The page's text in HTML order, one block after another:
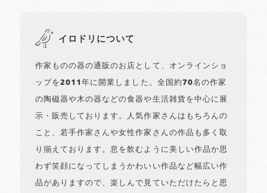
イロドリについて
作家ものの器の通販のお店として、オンラインショ
ップを2011年に開業しました。全国約70名の作家
の陶磁器や木の器などの食器や生活雑貨を中心に展
示・販売しております。人気作家さんはもちろんの
こと、若手作家さんや女性作家さんの作品も多く取
り揃えております。息を飲むように美しい作品か思
わず笑顔になってしまうかわいい作品など幅広い作
品がありますので、楽しんで見ていただけたらと思